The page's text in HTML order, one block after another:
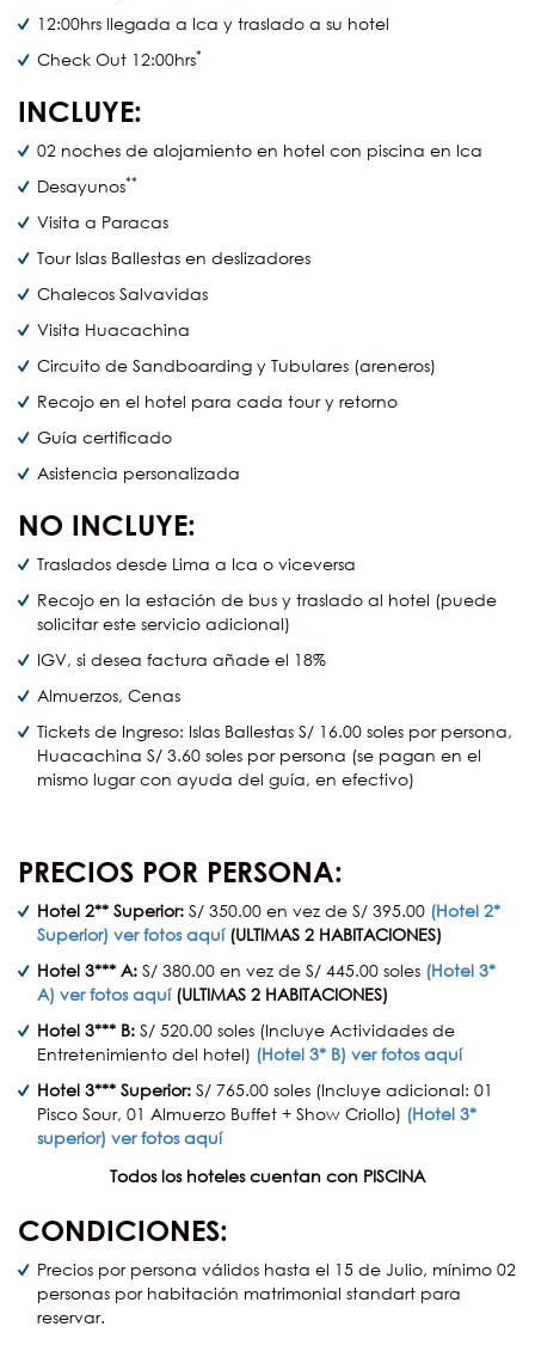
12:00hrs llegada a Ica y traslado a su hotel
Check Out 12:00hrs*
INCLUYE:
02 noches de alojamiento en hotel con piscina en Ica
Desayunos**
Visita a Paracas
Tour Islas Ballestas en deslizadores
Chalecos Salvavidas
Visita Huacachina
Circuito de Sandboarding y Tubulares (areneros)
Recojo en el hotel para cada tour y retorno
Guía certificado
Asistencia personalizada
NO INCLUYE:
Traslados desde Lima a Ica o viceversa
Recojo en la estación de bus y traslado al hotel (puede
solicitar este servicio adicional)
IGV, si desea factura añade el 18%
Almuerzos, Cenas
Tickets de Ingreso: Islas Ballestas S/ 16.00 soles por persona,
Huacachina S/ 3.60 soles por persona (se pagan en el
mismo lugar con ayuda del guía, en efectivo)
PRECIOS POR PERSONA:
Hotel 2** Superior: S/ 350.00 en vez de S/ 395.00 (Hotel 2*
Superior) ver fotos aquí (ULTIMAS 2 HABITACIONES)
Hotel 3*** A: S/ 380.00 en vez de S/ 445.00 soles (Hotel 3*
A) ver fotos aquí (ULTIMAS 2 HABITACIONES)
Hotel 3*** B: S/ 520.00 soles (Incluye Actividades de
Entretenimiento del hotel) (Hotel 3* B) ver fotos aquí
Hotel 3*** Superior: S/ 765.00 soles (Incluye adicional: 01
Pisco Sour, 01 Almuerzo Buffet + Show Criollo) (Hotel 3*
superior) ver fotos aquí
Todos los hoteles cuentan con PISCINA
CONDICIONES:
Precios por persona válidos hasta el 15 de Julio, mínimo 02
personas por habitación matrimonial standart para
reservar.